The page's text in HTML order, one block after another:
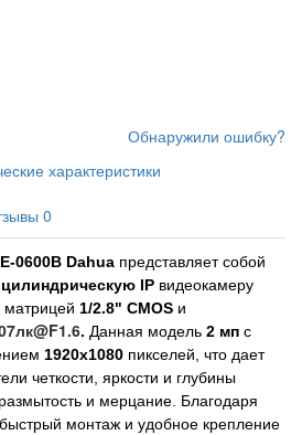
Обнаружили ошибку?
характеристики
0
0600B Dahua представляет собой
IP видеокамеру
матрицей 1/2.8" CMOS и
. Данная модель 2 мп с
1920x1080 пикселей, что дает
четкости, яркости и глубины
и мерцание. Благодаря
монтаж и удобное крепление